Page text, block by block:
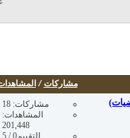
مشاركات/
مشاركات: 18
المشاهدات:
201,448